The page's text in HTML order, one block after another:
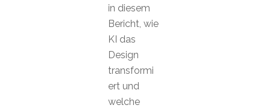
in diesem
Bericht, wie
KI das
Design
transformi
ert und
welche